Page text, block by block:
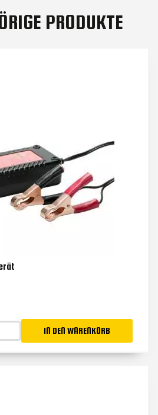
PRODUKTE
IN DEN WARENKORB